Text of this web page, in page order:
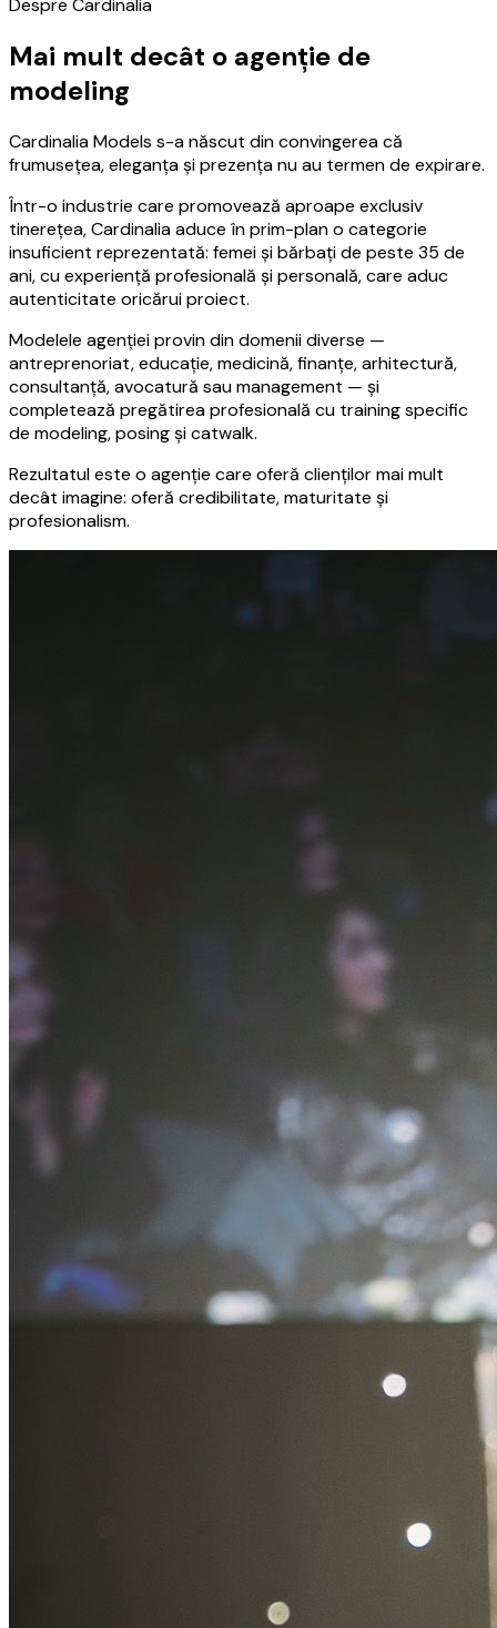
Despre Cardinalia
Mai mult decât o agenție de
modeling
Cardinalia Models s-a născut din convingerea că
frumusețea, eleganța și prezența nu au termen de expirare.
Într-o industrie care promovează aproape exclusiv
tinerețea, Cardinalia aduce în prim-plan o categorie
insuficient reprezentată: femei și bărbați de peste 35 de
ani, cu experiență profesională și personală, care aduc
autenticitate oricărui proiect.
Modelele agenției provin din domenii diverse —
antreprenoriat, educație, medicină, finanțe, arhitectură,
consultanță, avocatură sau management — și
completează pregătirea profesională cu training specific
de modeling, posing și catwalk.
Rezultatul este o agenție care oferă clienților mai mult
decât imagine: oferă credibilitate, maturitate și
profesionalism.